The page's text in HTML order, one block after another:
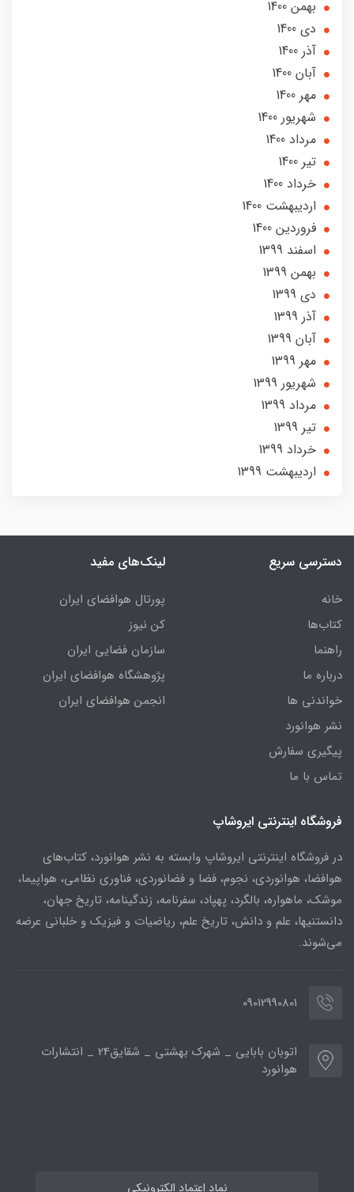
بهمن 1400
دی 1400
آذر 1400
آبان 1400
مهر 1400
شهریور 1400
مرداد 1400
تير 1400
خرداد 1400
ارديبهشت 1400
فروردین 1400
اسفند 1399
بهمن 1399
دی 1399
آذر 1399
آبان 1399
مهر 1399
شهریور 1399
مرداد 1399
تير 1399
خرداد 1399
ارديبهشت 1399
دسترسی سریع
خانه
کتاب‌ها
راهنما
درباره ما
خواندنی ها
نشر هوانورد
پیگیری سفارش
تماس با ما
لینک‌های مفید
پورتال هوافضای ایران
کن نیوز
سازمان فضایی ایران
پژوهشگاه هوافضای ایران
انجمن هوافضای ایران
فروشگاه اینترنتی ایروشاپ
در فروشگاه اینترنتی ایروشاپ وابسته به نشر هوانورد، کتاب‌های
هوافضا، هوانوردی، نجوم، فضا و فضانوردی، فناوری نظامی، هواپیما،
موشک، ماهواره، بالگرد، پهپاد، سفرنامه، زندگینامه، تاریخ جهان،
دانستنیها، علم و دانش، تاریخ علم، ریاضیات و فیزیک و خلبانی عرضه
می‌شوند.
09012990801
اتوبان بابایی _ شهرک بهشتی _ شقایق24 _ انتشارات
هوانورد